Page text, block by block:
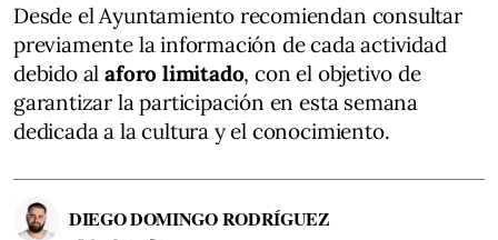
Desde el Ayuntamiento recomiendan consultar
previamente la información de cada actividad
debido alaforo limitado, con el objetivo de
garantizar la participación en esta semana
dedicada a la cultura y el conocimiento.
DIEGO DOMINGO RODRÍGUEZ